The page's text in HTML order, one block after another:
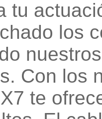
tu
los
Con los
te